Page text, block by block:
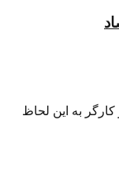
به این لحاظ